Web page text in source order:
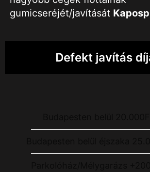
gumicseréjét/javítását
Defekt javítás